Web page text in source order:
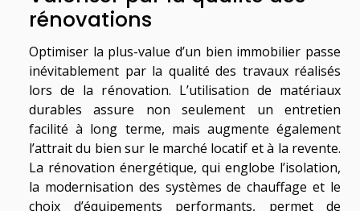
rénovations
Optimiser la plus-value d’un bien immobilier passe
inévitablement par la qualité des travaux réalisés
lors de la rénovation. L’utilisation de matériaux
durables assure non seulement un entretien
facilité à long terme, mais augmente également
l’attrait du bien sur le marché locatif et à la revente.
La rénovation énergétique, qui englobe l’isolation,
la modernisation des systèmes de chauffage et le
choix d’équipements performants, permet de